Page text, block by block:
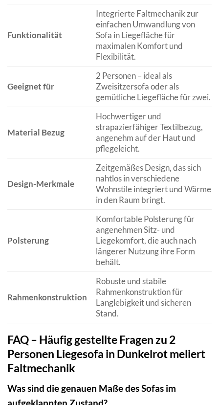
Funktionalität
Integrierte Faltmechanik zur
einfachen Umwandlung von
Sofa in Liegefläche für
maximalen Komfort und
Flexibilität.
Geeignet für
2 Personen – ideal als
Zweisitzersofa oder als
gemütliche Liegefläche für zwei.
Material Bezug
Hochwertiger und
strapazierfähiger Textilbezug,
angenehm auf der Haut und
pflegeleicht.
Design-Merkmale
Zeitgemäßes Design, das sich
nahtlos in verschiedene
Wohnstile integriert und Wärme
in den Raum bringt.
Polsterung
Komfortable Polsterung für
angenehmen Sitz- und
Liegekomfort, die auch nach
längerer Nutzung ihre Form
behält.
Rahmenkonstruktion
Robuste und stabile
Rahmenkonstruktion für
Langlebigkeit und sicheren
Stand.
FAQ – Häufig gestellte Fragen zu 2
Personen Liegesofa in Dunkelrot meliert
Faltmechanik
Was sind die genauen Maße des Sofas im
aufgeklappten Zustand?